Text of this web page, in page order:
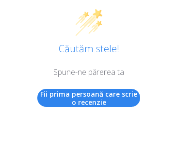
Căutăm stele!
Spune-ne părerea ta
Fii prima persoană care scrie
o recenzie